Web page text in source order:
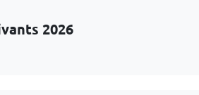
2026